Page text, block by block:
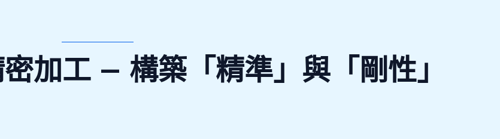
加工 — 構築「精準」與「剛性」